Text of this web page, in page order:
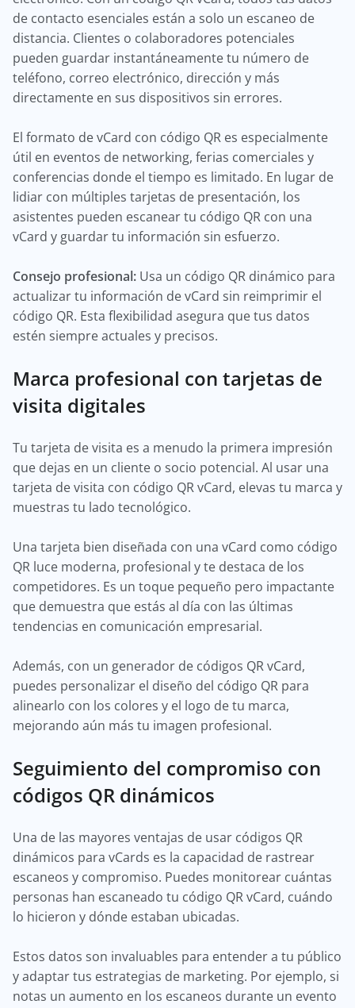
de contacto esenciales están a solo un escaneo de
distancia. Clientes o colaboradores potenciales
pueden guardar instantáneamente tu número de
teléfono, correo electrónico, dirección y más
directamente en sus dispositivos sin errores.
El formato de vCard con código QR es especialmente
útil en eventos de networking, ferias comerciales y
conferencias donde el tiempo es limitado. En lugar de
lidiar con múltiples tarjetas de presentación, los
asistentes pueden escanear tu código QR con una
vCard y guardar tu información sin esfuerzo.
Consejo profesional: Usa un código QR dinámico para
actualizar tu información de vCard sin reimprimir el
código QR. Esta flexibilidad asegura que tus datos
estén siempre actuales y precisos.
Marca profesional con tarjetas de
visita digitales
Tu tarjeta de visita es a menudo la primera impresión
que dejas en un cliente o socio potencial. Al usar una
tarjeta de visita con código QR vCard, elevas tu marca y
muestras tu lado tecnológico.
Una tarjeta bien diseñada con una vCard como código
QR luce moderna, profesional y te destaca de los
competidores. Es un toque pequeño pero impactante
que demuestra que estás al día con las últimas
tendencias en comunicación empresarial.
Además, con un generador de códigos QR vCard,
puedes personalizar el diseño del código QR para
alinearlo con los colores y el logo de tu marca,
mejorando aún más tu imagen profesional.
Seguimiento del compromiso con
códigos QR dinámicos
Una de las mayores ventajas de usar códigos QR
dinámicos para vCards es la capacidad de rastrear
escaneos y compromiso. Puedes monitorear cuántas
personas han escaneado tu código QR vCard, cuándo
lo hicieron y dónde estaban ubicadas.
Estos datos son invaluables para entender a tu público
y adaptar tus estrategias de marketing. Por ejemplo, si
notas un aumento en los escaneos durante un evento